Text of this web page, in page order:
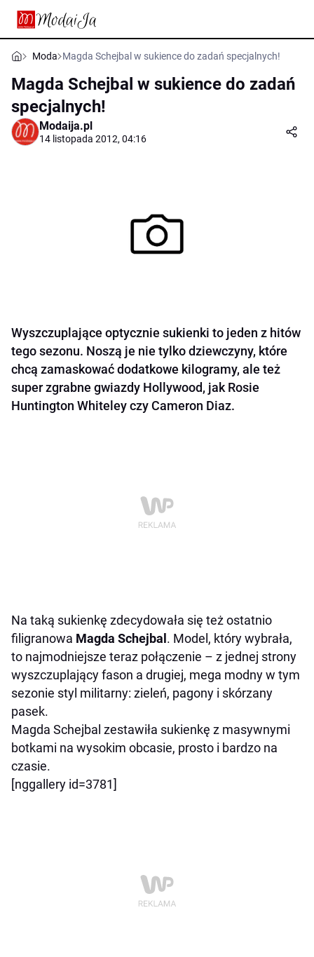
Moda Magda Schejbal w sukience do zadań specjalnych!
Magda Schejbal w sukience do zadań
specjalnych!
Modaija.pl
14 listopada 2012, 04:16
Wyszczuplające optycznie sukienki to jeden z hitów
tego sezonu. Noszą je nie tylko dziewczyny, które
chcą zamaskować dodatkowe kilogramy, ale też
super zgrabne gwiazdy Hollywood, jak Rosie
Huntington Whiteley czy Cameron Diaz.
Na taką sukienkę zdecydowała się też ostatnio
filigranowa Magda Schejbal . Model, który wybrała,
to najmodniejsze teraz połączenie – z jednej strony
wyszczuplający fason a drugiej, mega modny w tym
sezonie styl militarny: zieleń, pagony i skórzany
pasek.
Magda Schejbal zestawiła sukienkę z masywnymi
botkami na wysokim obcasie, prosto i bardzo na
czasie.
[nggallery id=3781]